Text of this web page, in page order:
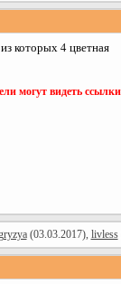
которых 4 цветная
могут видеть
(03.03.2017), livless